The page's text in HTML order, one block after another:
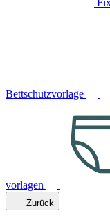
Bettschutzvorlage
vorlagen
Zurück